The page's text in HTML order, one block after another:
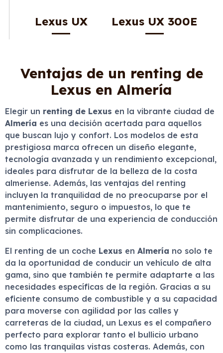
Lexus UX Lexus UX 300E
Ventajas de un renting de
Lexus en Almería
Elegir un renting de Lexus en la vibrante ciudad de
Almería es una decisión acertada para aquellos
que buscan lujo y confort. Los modelos de esta
prestigiosa marca ofrecen un diseño elegante,
tecnología avanzada y un rendimiento excepcional,
ideales para disfrutar de la belleza de la costa
almeriense. Además, las ventajas del renting
incluyen la tranquilidad de no preocuparse por el
mantenimiento, seguro o impuestos, lo que te
permite disfrutar de una experiencia de conducción
sin complicaciones.
El renting de un coche Lexus en Almería no solo te
da la oportunidad de conducir un vehículo de alta
gama, sino que también te permite adaptarte a las
necesidades específicas de la región. Gracias a su
eficiente consumo de combustible y a su capacidad
para moverse con agilidad por las calles y
carreteras de la ciudad, un Lexus es el compañero
perfecto para explorar tanto el bullicio urbano
como las tranquilas vistas costeras. Además, con